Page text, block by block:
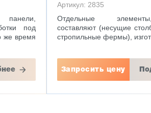
под
же время
Артикул: 2835
Отдельные
составляют (несущие
стропильные фермы),
Запросить цену